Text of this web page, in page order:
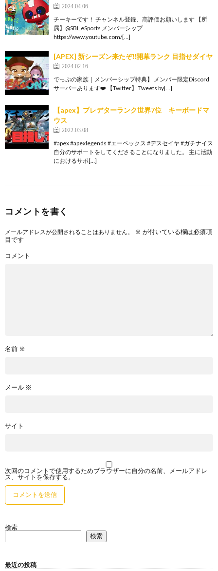
2024.04.06
チーキーです！ チャンネル登録、高評価お願いします 【所
属】@SBI_eSports メンバーシップ
https://www.youtube.com/[…]
[APEX] 新シーズン来たぞ‼開幕ランク 目指せダイヤ
2024.02.16
でっぷの家族｜メンバーシップ特典】 メンバー限定Discord
サーバーあります❤️ 【Twitter】 Tweets by[…]
【apex】プレデターランク世界7位 キーボードマ
ウス
2022.03.08
#apex #apexlegends #エーペックス #デスセイヤ #ガチナイス
自分のサポートをしてくださることになりました。 主に活動
におけるサポ[…]
コメントを書く
メールアドレスが公開されることはありません。 ※ が付いている欄は必須項
目です
コメント
名前 ※
メール ※
サイト
次回のコメントで使用するためブラウザーに自分の名前、メールアドレ
ス、サイトを保存する。
検索
検索
最近の投稿